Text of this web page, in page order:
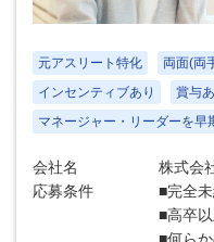
元アスリート特化
両面(両
インセンティブあり
賞与
マネージャー・リーダーを早
会社名
株式会
応募条件
■完全
■高卒